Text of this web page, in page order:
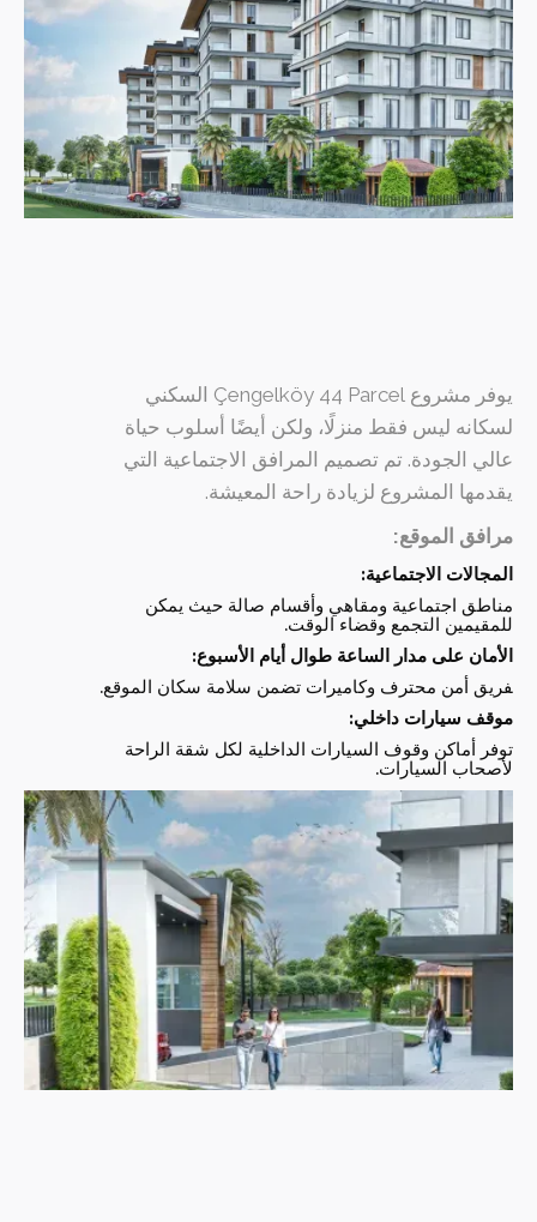
يوفر مشروع Çengelköy 44 Parcel السكني
لسكانه ليس فقط منزلًا، ولكن أيضًا أسلوب حياة
عالي الجودة. تم تصميم المرافق الاجتماعية التي
يقدمها المشروع لزيادة راحة المعيشة.
مرافق الموقع:
المجالات الاجتماعية:
مناطق اجتماعية ومقاهي وأقسام صالة حيث يمكن
للمقيمين التجمع وقضاء الوقت.
الأمان على مدار الساعة طوال أيام الأسبوع:
فريق أمن محترف وكاميرات تضمن سلامة سكان الموقع.
موقف سيارات داخلي:
توفر أماكن وقوف السيارات الداخلية لكل شقة الراحة
لأصحاب السيارات.